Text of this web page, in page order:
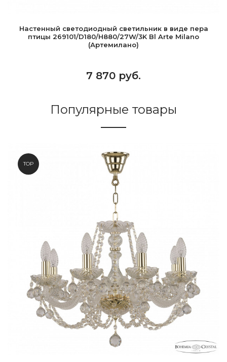
Настенный светодиодный светильник в виде пера
птицы 269101/D180/H880/27W/3K Bl Arte Milano
(Артемилано)
7 870 руб.
Популярные товары
TOP